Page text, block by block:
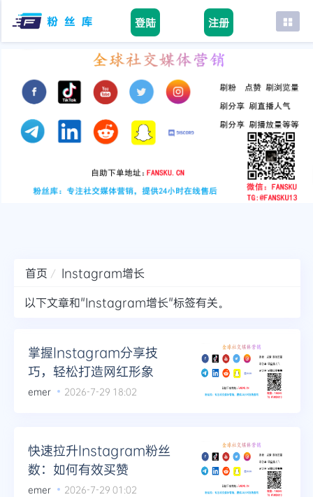
登陆 注册
首页
tiktok
youtube
instagram
首页
Instagram增长
以下文章和"Instagram增长"标签有关。
掌握Instagram分享技
巧，轻松打造网红形象
emer 2026-7-29 18:02
快速拉升Instagram粉丝
数：如何有效买赞
emer 2026-7-29 01:02